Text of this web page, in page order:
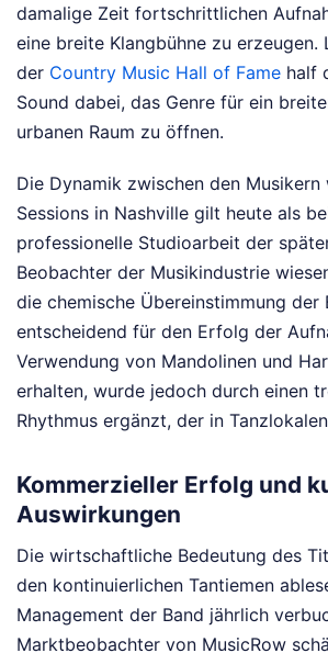
damalige Zeit fortschrittlichen
eine breite Klangbühne zu erzeugen.
der Country Music Hall of Fame half
Sound dabei, das Genre für ein
urbanen Raum zu öffnen.
Die Dynamik zwischen den Musikern
Sessions in Nashville gilt heute als
professionelle Studioarbeit der
Beobachter der Musikindustrie
die chemische Übereinstimmung der
entscheidend für den Erfolg der
Verwendung von Mandolinen und
erhalten, wurde jedoch durch einen
Rhythmus ergänzt, der in
Kommerzieller Erfolg und
Auswirkungen
Die wirtschaftliche Bedeutung des
den kontinuierlichen Tantiemen
Management der Band jährlich
Marktbeobachter von MusicRow